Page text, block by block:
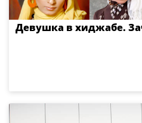
Девушка в хиджабе.